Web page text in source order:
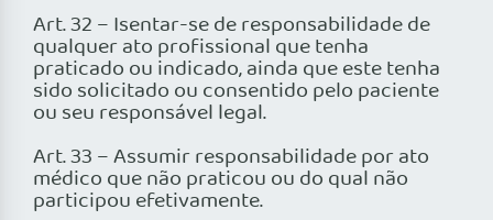
Art. 32 – Isentar-se de responsabilidade de
qualquer ato profissional que tenha
praticado ou indicado, ainda que este tenha
sido solicitado ou consentido pelo paciente
ou seu responsável legal.
Art. 33 – Assumir responsabilidade por ato
médico que não praticou ou do qual não
participou efetivamente.